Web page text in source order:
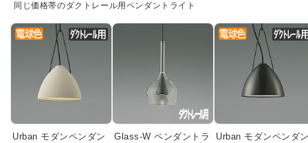
同じ価格帯のダクトレール用ペンダントライト
Urban モダンペンダン
Glass-W ペンダントラ
Urban モダンペンダ